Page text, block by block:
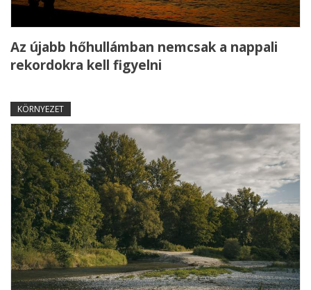
Az újabb hőhullámban nemcsak a nappali
rekordokra kell figyelni
KÖRNYEZET